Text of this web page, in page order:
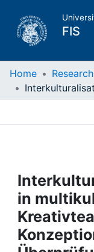
FIS
Home
Projects
People
Home
in